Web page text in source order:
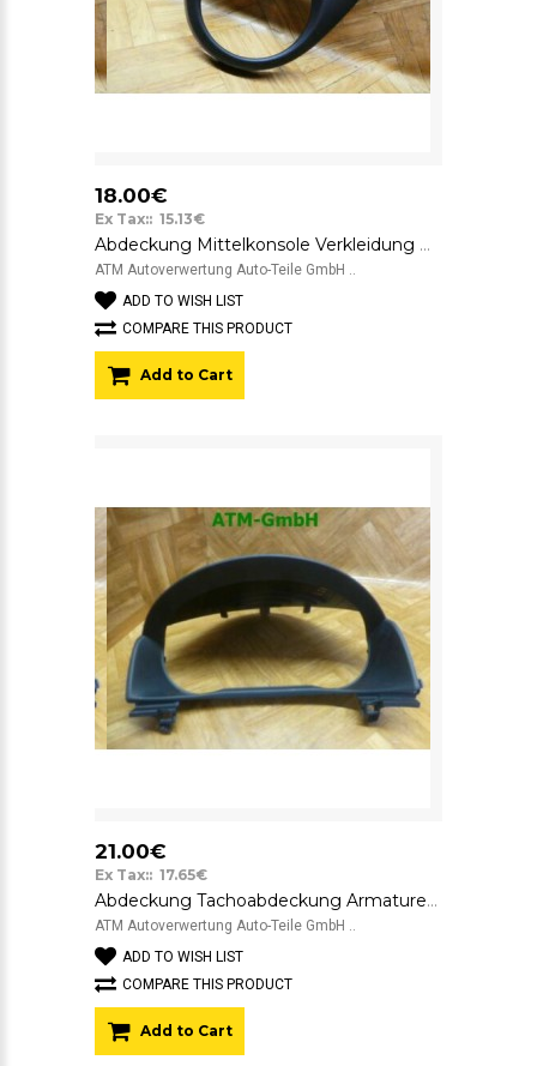
18.00€
Ex Tax:: 15.13€
Abdeckung Mittelkonsole Verkleidung Mazda 2 D65164341 K4366
ATM Autoverwertung Auto-Teile GmbH ..
ADD TO WISH LIST
COMPARE THIS PRODUCT
Add to Cart
21.00€
Ex Tax:: 17.65€
Abdeckung Tachoabdeckung Armaturenbrett Cockpit Verkleidung Mazda 3 BP4K55421
ATM Autoverwertung Auto-Teile GmbH ..
ADD TO WISH LIST
COMPARE THIS PRODUCT
Add to Cart